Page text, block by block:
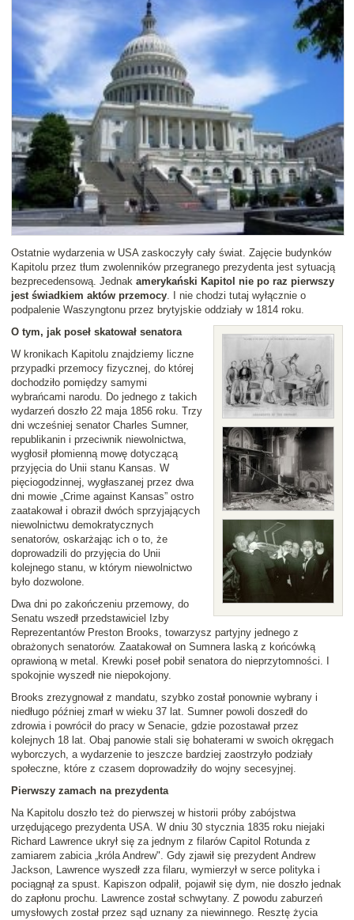
Ostatnie wydarzenia w USA zaskoczyły cały świat. Zajęcie budynków
Kapitolu przez tłum zwolenników przegranego prezydenta jest sytuacją
bezprecedensową. Jednak amerykański Kapitol nie po raz pierwszy
jest świadkiem aktów przemocy. I nie chodzi tutaj wyłącznie o
podpalenie Waszyngtonu przez brytyjskie oddziały w 1814 roku.
O tym, jak poseł skatował senatora
W kronikach Kapitolu znajdziemy liczne
przypadki przemocy fizycznej, do której
dochodziło pomiędzy samymi
wybrańcami narodu. Do jednego z takich
wydarzeń doszło 22 maja 1856 roku. Trzy
dni wcześniej senator Charles Sumner,
republikanin i przeciwnik niewolnictwa,
wygłosił płomienną mowę dotyczącą
przyjęcia do Unii stanu Kansas. W
pięciogodzinnej, wygłaszanej przez dwa
dni mowie „Crime against Kansas” ostro
zaatakował i obraził dwóch sprzyjających
niewolnictwu demokratycznych
senatorów, oskarżając ich o to, że
doprowadzili do przyjęcia do Unii
kolejnego stanu, w którym niewolnictwo
było dozwolone.
Dwa dni po zakończeniu przemowy, do
Senatu wszedł przedstawiciel Izby
Reprezentantów Preston Brooks, towarzysz partyjny jednego z
obrażonych senatorów. Zaatakował on Sumnera laską z końcówką
oprawioną w metal. Krewki poseł pobił senatora do nieprzytomności. I
spokojnie wyszedł nie niepokojony.
Brooks zrezygnował z mandatu, szybko został ponownie wybrany i
niedługo później zmarł w wieku 37 lat. Sumner powoli doszedł do
zdrowia i powrócił do pracy w Senacie, gdzie pozostawał przez
kolejnych 18 lat. Obaj panowie stali się bohaterami w swoich okręgach
wyborczych, a wydarzenie to jeszcze bardziej zaostrzyło podziały
społeczne, które z czasem doprowadziły do wojny secesyjnej.
Pierwszy zamach na prezydenta
Na Kapitolu doszło też do pierwszej w historii próby zabójstwa
urzędującego prezydenta USA. W dniu 30 stycznia 1835 roku niejaki
Richard Lawrence ukrył się za jednym z filarów Capitol Rotunda z
zamiarem zabicia „króla Andrew". Gdy zjawił się prezydent Andrew
Jackson, Lawrence wyszedł zza filaru, wymierzył w serce polityka i
pociągnął za spust. Kapiszon odpalił, pojawił się dym, nie doszło jednak
do zapłonu prochu. Lawrence został schwytany. Z powodu zaburzeń
umysłowych został przez sąd uznany za niewinnego. Resztę życia